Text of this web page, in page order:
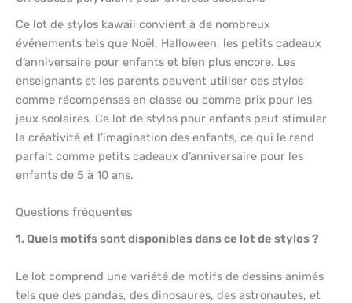
Ce lot de stylos kawaii convient à de nombreux
événements tels que Noël, Halloween, les petits cadeaux
d’anniversaire pour enfants et bien plus encore. Les
enseignants et les parents peuvent utiliser ces stylos
comme récompenses en classe ou comme prix pour les
jeux scolaires. Ce lot de stylos pour enfants peut stimuler
la créativité et l’imagination des enfants, ce qui le rend
parfait comme petits cadeaux d’anniversaire pour les
enfants de 5 à 10 ans.
Questions fréquentes
1. Quels motifs sont disponibles dans ce lot de stylos ?
Le lot comprend une variété de motifs de dessins animés
tels que des pandas, des dinosaures, des astronautes, et